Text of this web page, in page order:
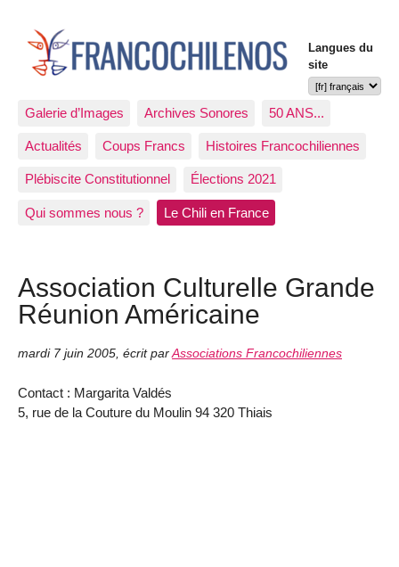
Langues du
site
Galerie d’Images Archives Sonores 50 ANS...
Actualités Coups Francs Histoires Francochiliennes
Plébiscite Constitutionnel Élections 2021
Qui sommes nous ? Le Chili en France
Association Culturelle Grande
Réunion Américaine
mardi 7 juin 2005, écrit parAssociations Francochiliennes
Contact : Margarita Valdés
5, rue de la Couture du Moulin 94 320 Thiais